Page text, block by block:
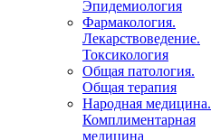
Эпидемиология
Фармакология.
Лекарствоведение.
Токсикология
Общая патология.
Общая терапия
Народная медицина.
Комплиментарная
медицина